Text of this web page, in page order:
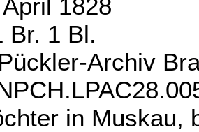
1828
Br. 1 Bl.
Archiv
in Muskau,